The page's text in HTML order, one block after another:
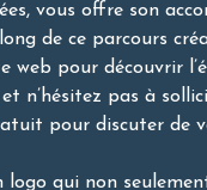
vous offre son
de ce parcours
web pour découvrir
et n’hésitez pas à
pour discuter de
logo qui non